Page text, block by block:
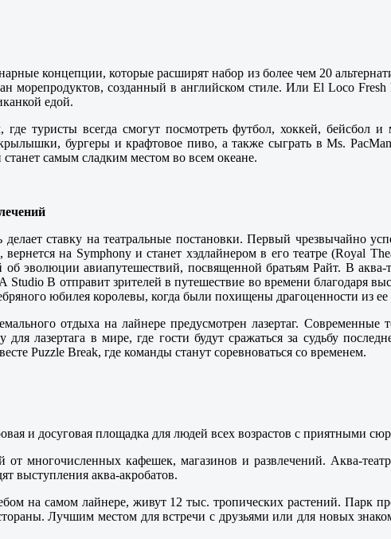
концепции, которые расширят набор из более чем 20
морепродуктов, созданный в английском стиле. Или El Loco
едой.
туристы всегда смогут посмотреть футбол, хоккей,
бургеры и крафтовое пиво, а также сыграть в Ms.
самым сладким местом во всем океане.
делает ставку на театральные постановки. Первый чрезвычайно
на Symphony и станет хэдлайнером в его театре (Royal
об эволюции авиапутешествий, посвященной братьям Райт. В
Studio B отправит зрителей в путешествие во времени благодаря
юбилея королевы, когда были похищены драгоценности из
отдыха на лайнере предусмотрен лазертаг.
лазертага в мире, где гости будут сражаться за судьбу
Puzzle Break, где команды станут соревноваться со временем.
и досуговая площадка для людей всех возрастов с приятными
от многочисленных кафешек, магазинов и развлечений. Аква-
выступления аква-акробатов.
на самом лайнере, живут 12 тыс. тропических растений. Парк
Лучшим местом для встречи с друзьями или для новых